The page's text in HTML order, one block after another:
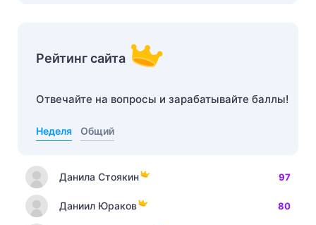
Рейтинг сайта
Отвечайте на вопросы и зарабатывайте баллы!
Неделя Общий
Данила Стоякин 97
Даниил Юраков 80